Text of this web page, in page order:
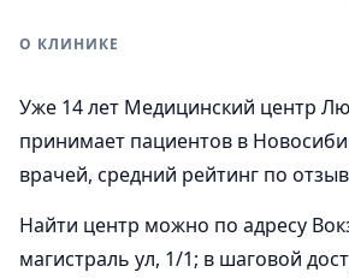
О КЛИНИКЕ
Уже 14 лет Медицинский центр
принимает пациентов в
врачей, средний рейтинг по
Найти центр можно по адресу
магистраль ул, 1/1; в шаговой